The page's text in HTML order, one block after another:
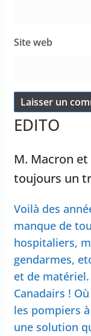
Site web
EDITO
M. Macron
toujours un
Voilà des
manque de
hospitaliers,
gendarmes,
et de
Canadairs !
les pompiers
une solution